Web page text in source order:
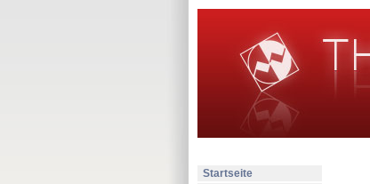
Startseite